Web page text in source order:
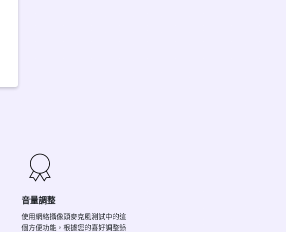
音量調整
使用網絡攝像頭麥克風測試中的這
個方便功能，根據您的喜好調整錄